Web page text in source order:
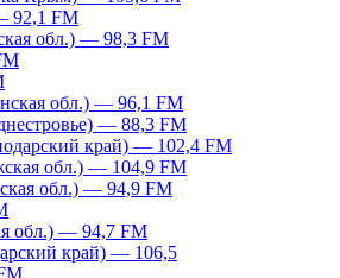
92,1 FM
обл.) — 98,3 FM
обл.) — 96,1 FM
— 88,3 FM
край) — 102,4 FM
обл.) — 104,9 FM
обл.) — 94,9 FM
обл.) — 94,7 FM
край) — 106,5